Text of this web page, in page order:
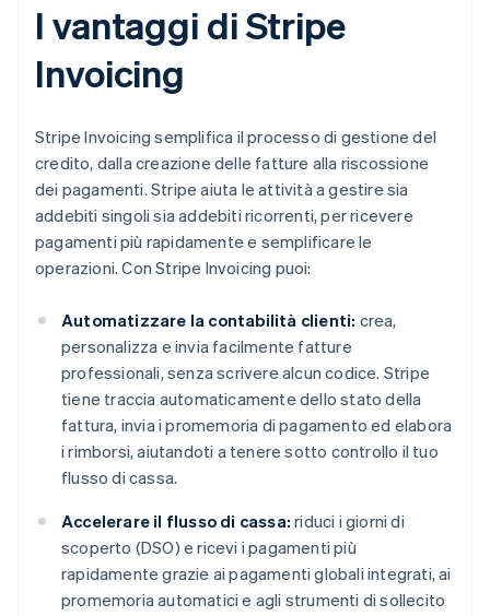
I vantaggi di Stripe
Invoicing
Stripe Invoicing semplifica il processo di gestione del
credito, dalla creazione delle fatture alla riscossione
dei pagamenti. Stripe aiuta le attività a gestire sia
addebiti singoli sia addebiti ricorrenti, per ricevere
pagamenti più rapidamente e semplificare le
operazioni. Con Stripe Invoicing puoi:
Automatizzare la contabilità clienti: crea,
personalizza e invia facilmente fatture
professionali, senza scrivere alcun codice. Stripe
tiene traccia automaticamente dello stato della
fattura, invia i promemoria di pagamento ed elabora
i rimborsi, aiutandoti a tenere sotto controllo il tuo
flusso di cassa.
Accelerare il flusso di cassa: riduci i giorni di
scoperto (DSO) e ricevi i pagamenti più
rapidamente grazie ai pagamenti globali integrati, ai
promemoria automatici e agli strumenti di sollecito